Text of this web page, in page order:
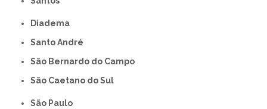
Diadema
Santo André
São Bernardo do Campo
São Caetano do Sul
São Paulo